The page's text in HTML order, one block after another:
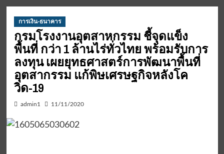
การเงิน-ธนาคาร
กรมโรงงานอุตสาหกรรม ชี้จุดแข็ง
พื้นที่ กว่า 1 ล้านไร่ทั่วไทย พร้อมรับการ
ลงทุน เผยยุทธศาสตร์การพัฒนาพื้นที่
อุตสากรรม แก้พิษเศรษฐกิจหลังโค
วิด-19
admin1 11/11/2020